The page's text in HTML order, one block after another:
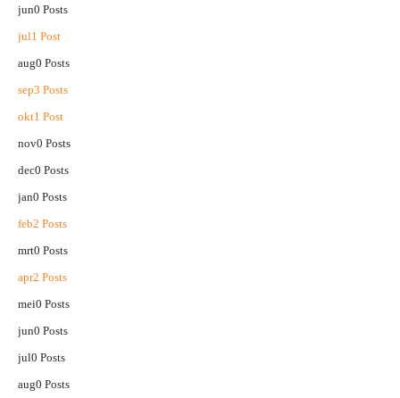
jun0 Posts
jul1 Post
aug0 Posts
sep3 Posts
okt1 Post
nov0 Posts
dec0 Posts
jan0 Posts
feb2 Posts
mrt0 Posts
apr2 Posts
mei0 Posts
jun0 Posts
jul0 Posts
aug0 Posts